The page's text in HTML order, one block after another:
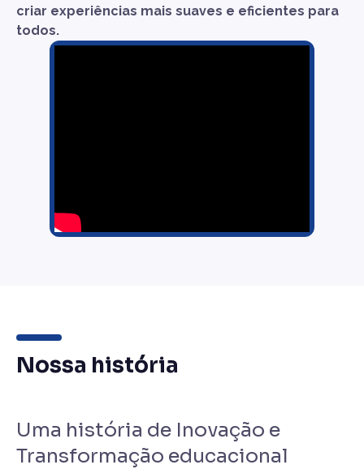
criar experiências mais suaves e eficientes para
todos.
Nossa história
Uma história de Inovação e
Transformação educacional